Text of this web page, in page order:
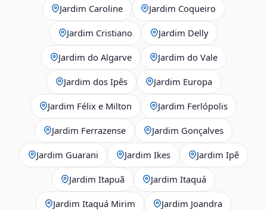
Jardim Caroline Jardim Coqueiro
Jardim Cristiano Jardim Delly
Jardim do Algarve Jardim do Vale
Jardim dos Ipês Jardim Europa
Jardim Félix e Milton Jardim Ferlópolis
Jardim Ferrazense Jardim Gonçalves
Jardim Guarani Jardim Ikes Jardim Ipê
Jardim Itapuã Jardim Itaquá
Jardim Itaquá Mirim Jardim Joandra